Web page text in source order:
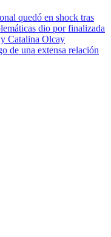
quedó en shock tras
dio por finalizada
Catalina Olcay
de una extensa relación